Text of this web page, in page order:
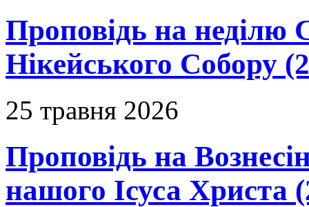
Проповідь на неділю
Нікейського Собору
25 травня 2026
Проповідь на
нашого Ісуса Христа